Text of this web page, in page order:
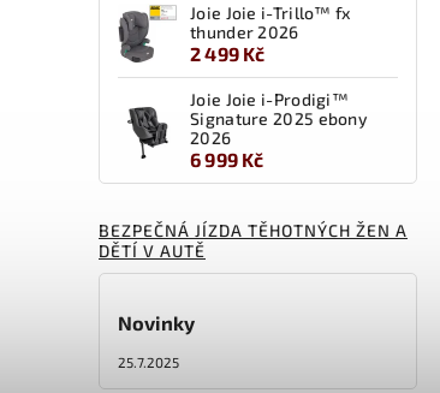
Joie Joie i-Trillo™ fx
thunder 2026
2 499 Kč
Joie Joie i-Prodigi™
Signature 2025 ebony
2026
6 999 Kč
BEZPEČNÁ JÍZDA TĚHOTNÝCH ŽEN A
DĚTÍ V AUTĚ
Novinky
25.7.2025